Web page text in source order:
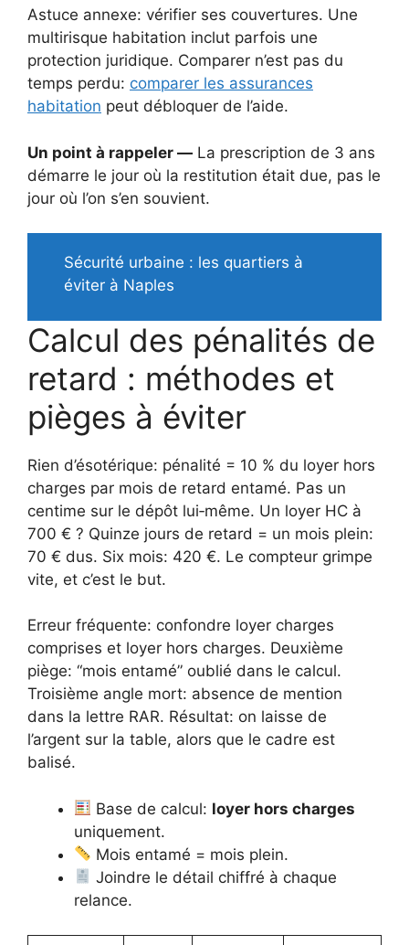
Astuce annexe: vérifier ses couvertures. Une
multirisque habitation inclut parfois une
protection juridique. Comparer n’est pas du
temps perdu: comparer les assurances
habitation peut débloquer de l’aide.
Un point à rappeler — La prescription de 3 ans
démarre le jour où la restitution était due, pas le
jour où l’on s’en souvient.
Sécurité urbaine : les quartiers à
éviter à Naples
Calcul des pénalités de
retard : méthodes et
pièges à éviter
Rien d’ésotérique: pénalité = 10 % du loyer hors
charges par mois de retard entamé. Pas un
centime sur le dépôt lui‑même. Un loyer HC à
700 € ? Quinze jours de retard = un mois plein:
70 € dus. Six mois: 420 €. Le compteur grimpe
vite, et c’est le but.
Erreur fréquente: confondre loyer charges
comprises et loyer hors charges. Deuxième
piège: “mois entamé” oublié dans le calcul.
Troisième angle mort: absence de mention
dans la lettre RAR. Résultat: on laisse de
l’argent sur la table, alors que le cadre est
balisé.
Base de calcul: loyer hors charges
uniquement.
Mois entamé = mois plein.
Joindre le détail chiffré à chaque
relance.